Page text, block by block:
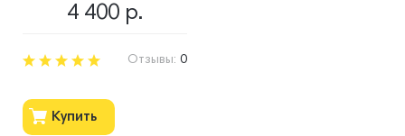
4 400 р.
Отзывы: 0
Купить